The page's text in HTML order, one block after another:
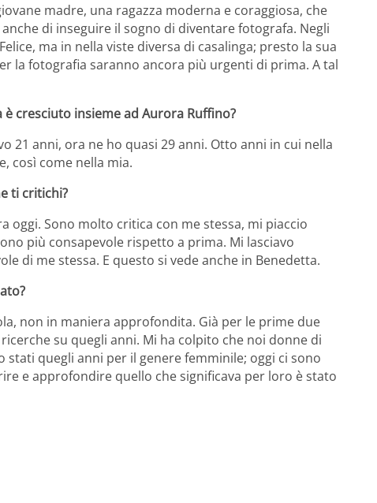
madre, una ragazza moderna e coraggiosa, che
di inseguire il sogno di diventare fotografa. Negli
ma in nella viste diversa di casalinga; presto la sua
la fotografia saranno ancora più urgenti di prima. A tal
cresciuto insieme ad Aurora Ruffino?
21 anni, ora ne ho quasi 29 anni. Otto anni in cui nella
così come nella mia.
ti critichi?
oggi. Sono molto critica con me stessa, mi piaccio
più consapevole rispetto a prima. Mi lasciavo
di me stessa. E questo si vede anche in Benedetta.
non in maniera approfondita. Già per le prime due
su quegli anni. Mi ha colpito che noi donne di
quegli anni per il genere femminile; oggi ci sono
e approfondire quello che significava per loro è stato